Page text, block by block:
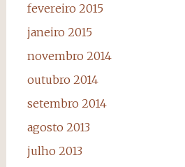
fevereiro 2015
janeiro 2015
novembro 2014
outubro 2014
setembro 2014
agosto 2013
julho 2013